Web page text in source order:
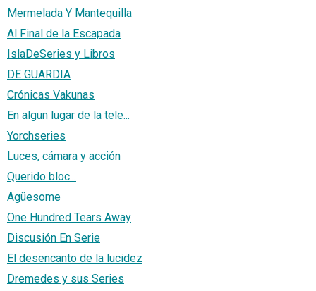
Mermelada Y Mantequilla
Al Final de la Escapada
IslaDeSeries y Libros
DE GUARDIA
Crónicas Vakunas
En algun lugar de la tele...
Yorchseries
Luces, cámara y acción
Querido bloc...
Agüesome
One Hundred Tears Away
Discusión En Serie
El desencanto de la lucidez
Dremedes y sus Series